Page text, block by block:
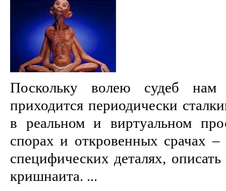
Поскольку волею судеб
приходится периодически
в реальном и виртуальном
спорах и откровенных срачах
специфических деталях,
кришнаита. ...